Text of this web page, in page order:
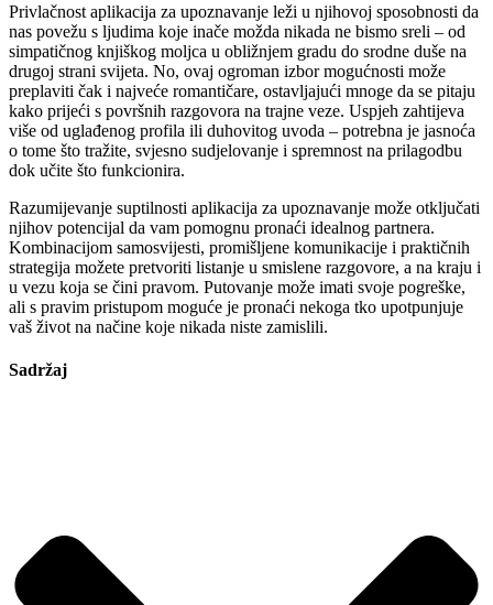
Privlačnost aplikacija za upoznavanje leži u njihovoj sposobnosti da
nas povežu s ljudima koje inače možda nikada ne bismo sreli – od
simpatičnog knjiškog moljca u obližnjem gradu do srodne duše na
drugoj strani svijeta. No, ovaj ogroman izbor mogućnosti može
preplaviti čak i najveće romantičare, ostavljajući mnoge da se pitaju
kako prijeći s površnih razgovora na trajne veze. Uspjeh zahtijeva
više od uglađenog profila ili duhovitog uvoda – potrebna je jasnoća
o tome što tražite, svjesno sudjelovanje i spremnost na prilagodbu
dok učite što funkcionira.
Razumijevanje suptilnosti aplikacija za upoznavanje može otključati
njihov potencijal da vam pomognu pronaći idealnog partnera.
Kombinacijom samosvijesti, promišljene komunikacije i praktičnih
strategija možete pretvoriti listanje u smislene razgovore, a na kraju i
u vezu koja se čini pravom. Putovanje može imati svoje pogreške,
ali s pravim pristupom moguće je pronaći nekoga tko upotpunjuje
vaš život na načine koje nikada niste zamislili.
Sadržaj